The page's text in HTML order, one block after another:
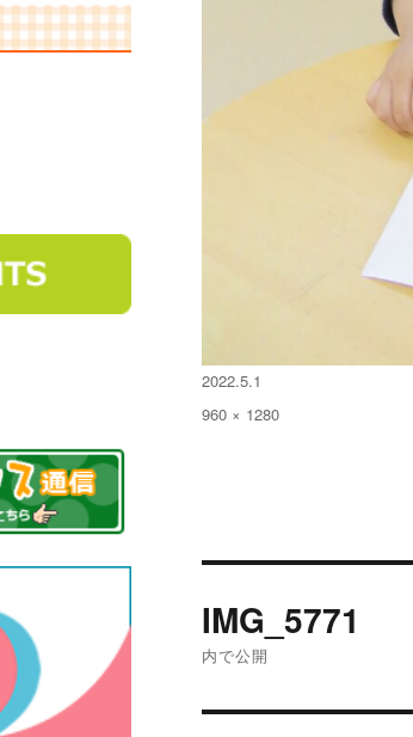
投
稿
2022.5.1
フ
960 × 1280
稿
IMG_5771
内で公開